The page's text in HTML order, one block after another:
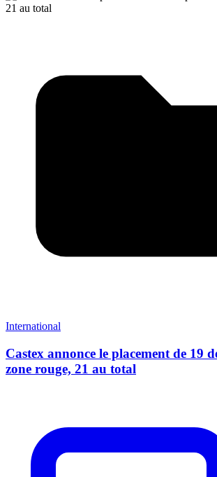
International
Castex annonce le placement de 19
zone rouge, 21 au total